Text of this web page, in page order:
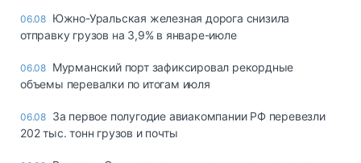
06.08 Южно-Уральская железная дорога снизила
отправку грузов на 3,9% в январе-июле
06.08 Мурманский порт зафиксировал рекордные
объемы перевалки по итогам июля
06.08 За первое полугодие авиакомпании РФ перевезли
202 тыс. тонн грузов и почты